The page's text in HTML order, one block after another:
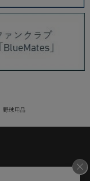
野球用品